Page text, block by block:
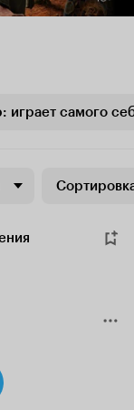
играет самого